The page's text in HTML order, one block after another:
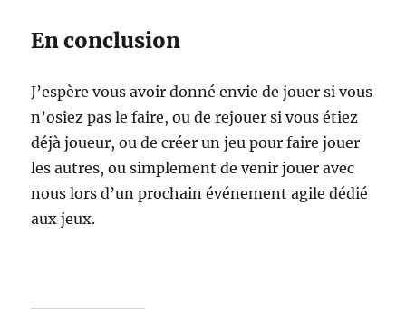
En conclusion
J’espère vous avoir donné envie de jouer si vous
n’osiez pas le faire, ou de rejouer si vous étiez
déjà joueur, ou de créer un jeu pour faire jouer
les autres, ou simplement de venir jouer avec
nous lors d’un prochain événement agile dédié
aux jeux.